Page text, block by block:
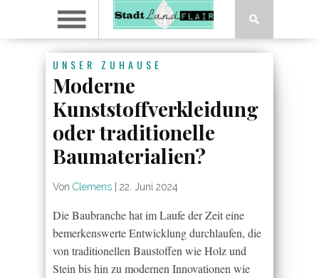
UNSER ZUHAUSE
Moderne
Kunststoffverkleidung
oder traditionelle
Baumaterialien?
Von Clemens 22. Juni 2024
Die Baubranche hat im Laufe der Zeit eine
bemerkenswerte Entwicklung durchlaufen, die
von traditionellen Baustoffen wie Holz und
Stein bis hin zu modernen Innovationen wie